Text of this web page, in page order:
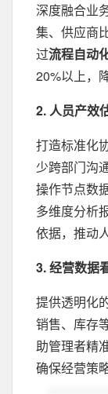
深度融合业
集、供应商
过流程自动
20%以上，
2. 人员产效
打造标准化
少跨部门沟
操作节点数
多维度分析
依据，推动
3. 经营数据
提供透明化
销售、库存
助管理者精
确保经营策